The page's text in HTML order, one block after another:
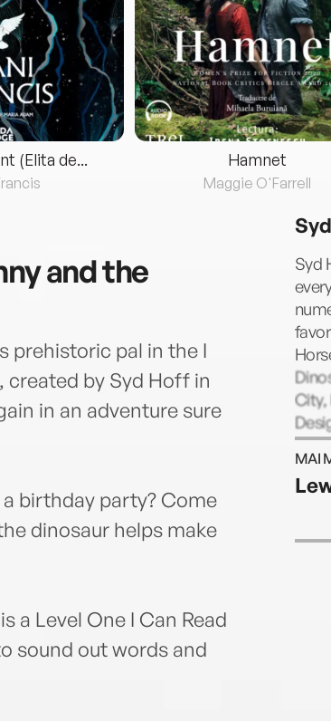
(Elita de... Hamnet
Maggie O'Farrell
and the
prehistoric pal in the I
created by Syd Hoff in
in an adventure sure
birthday party? Come
dinosaur helps make
a Level One I Can Read
sound out words and
Syd
City,
the
that
also
MAI